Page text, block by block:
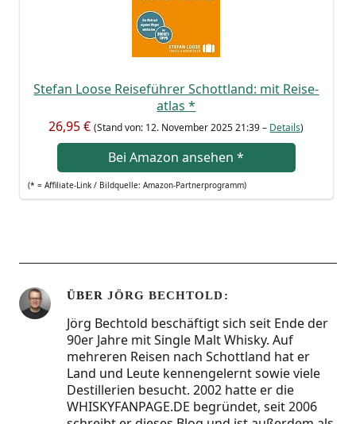
Ste­fan Loo­se Rei­se­füh­rer Schott­land: mit Rei­se­
at­las*
26,95 € (Stand von: 12. Novem­ber 2025 21:39 – Details)
Bei Ama­zon anse­hen*
(* = Affi­lia­te-Link / Bild­quel­le: Amazon-Partnerprogramm)
ÜBER JÖRG BECHTOLD
Jörg Bechtold beschäftigt sich seit Ende der
90er Jahre mit Single Malt Whisky. Auf
mehreren Reisen nach Schottland hat er
Land und Leute kennengelernt sowie viele
Destillerien besucht. 2002 hatte er die
WHISKYFANPAGE.DE begründet, seit 2006